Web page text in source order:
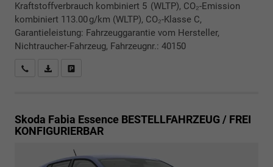
Kraftstoffverbrauch kombiniert 5 (WLTP), CO₂-Emission
kombiniert 113.00 g/km (WLTP), CO₂-Klasse C,
Garantieleistung: Fahrzeuggarantie vom Hersteller,
Nichtraucher-Fahrzeug, Fahrzeugnr.: 40150
Rückrufbitte absenden
PDF-Datei, Fahrzeugexposé drucken
Skoda Fabia Essence BESTELLFAHRZEUG / FREI
KONFIGURIERBAR